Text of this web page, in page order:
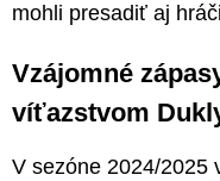
mohli presadiť aj
Vzájomné
víťazstvom
V sezóne 2024/2025